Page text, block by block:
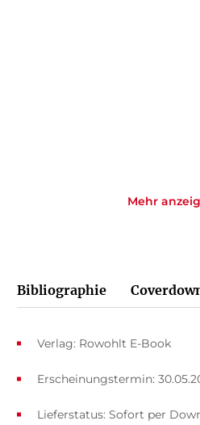
Mehr
Bibliographie
Verlag: Rowohlt E-Book
Erscheinungstermin:
Lieferstatus: Sofort per